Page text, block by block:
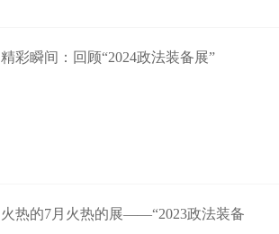
精彩瞬间：回顾“2024政法装备展”
火热的7月火热的展——“2023政法装备